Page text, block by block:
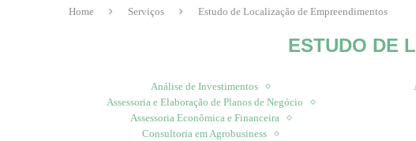
Home Serviços Estudo de Localização de Empreendimentos
ESTUDO DE
Análise de Investimentos
Assessoria e Elaboração de Planos de Negócio
Assessoria Econômica e Financeira
Consultoria em Agrobusiness